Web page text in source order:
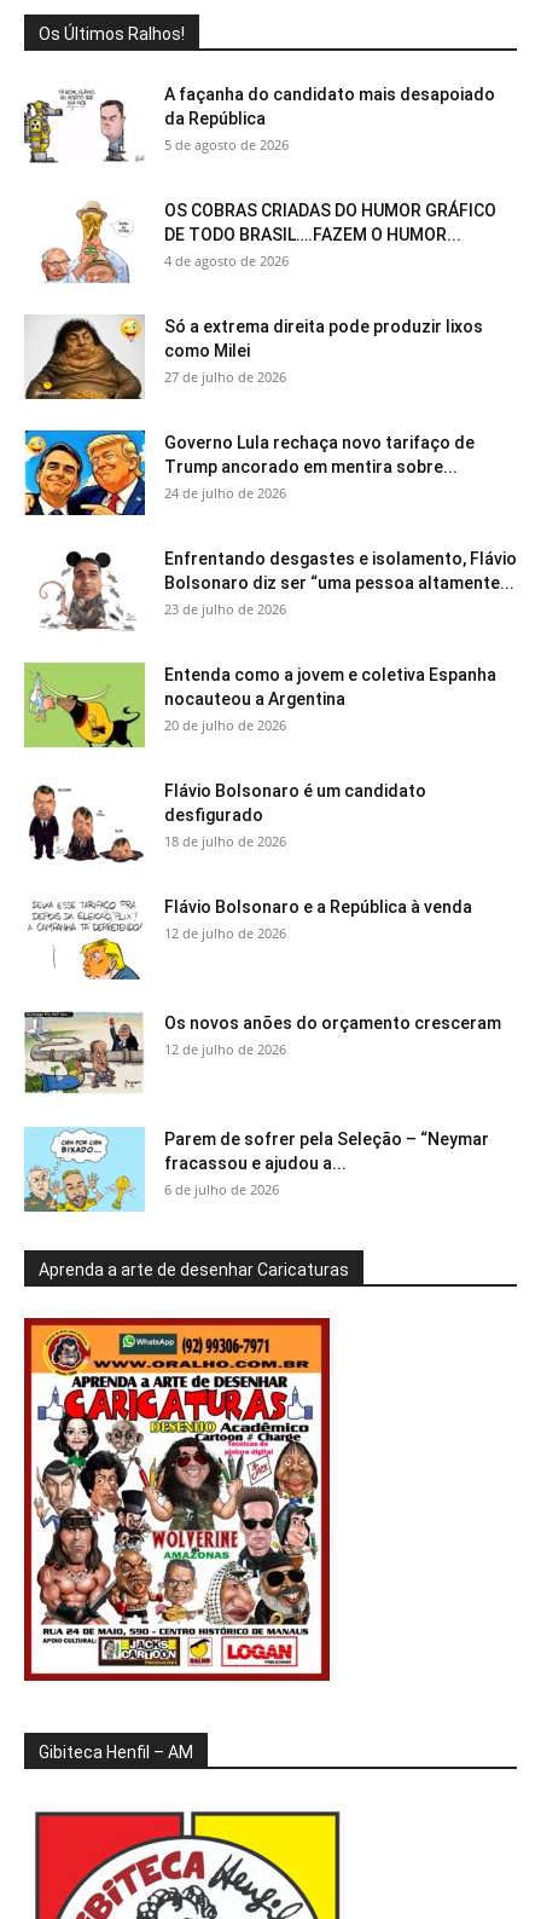
Os Últimos Ralhos!
A façanha do candidato mais desapoiado
da República
5 de agosto de 2026
OS COBRAS CRIADAS DO HUMOR GRÁFICO
DE TODO BRASIL….FAZEM O HUMOR...
4 de agosto de 2026
Só a extrema direita pode produzir lixos
como Milei
27 de julho de 2026
Governo Lula rechaça novo tarifaço de
Trump ancorado em mentira sobre...
24 de julho de 2026
Enfrentando desgastes e isolamento, Flávio
Bolsonaro diz ser “uma pessoa altamente...
23 de julho de 2026
Entenda como a jovem e coletiva Espanha
nocauteou a Argentina
20 de julho de 2026
Flávio Bolsonaro é um candidato
desfigurado
18 de julho de 2026
Flávio Bolsonaro e a República à venda
12 de julho de 2026
Os novos anões do orçamento cresceram
12 de julho de 2026
Parem de sofrer pela Seleção – “Neymar
fracassou e ajudou a...
6 de julho de 2026
Aprenda a arte de desenhar Caricaturas
Gibiteca Henfil – AM